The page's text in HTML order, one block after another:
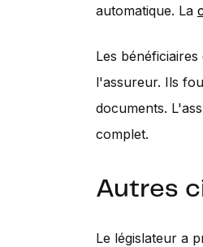
automatique. La
Les
l'assureur. Ils
documents.
complet.
Autres
Le législateur a